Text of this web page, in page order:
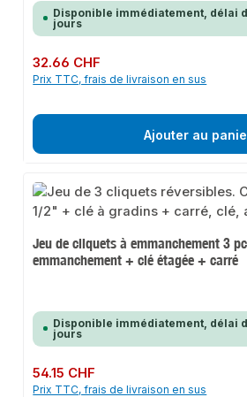
Disponible immédiatement, délai
jours
Prix régulier :
32.66 CHF
Prix TTC, frais de livraison en sus
Ajouter au
Jeu de cliquets à emmanchement 3
emmanchement + clé étagée + carré
Disponible immédiatement, délai
jours
Prix régulier :
54.15 CHF
Prix TTC, frais de livraison en sus